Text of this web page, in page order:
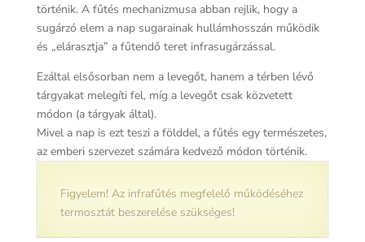
történik. A fűtés mechanizmusa abban rejlik, hogy a
sugárzó elem a nap sugarainak hullámhosszán működik
és „elárasztja” a fűtendő teret infrasugárzással.
Ezáltal elsősorban nem a levegőt, hanem a térben lévő
tárgyakat melegíti fel, míg a levegőt csak közvetett
módon (a tárgyak által).
Mivel a nap is ezt teszi a földdel, a fűtés egy természetes,
az emberi szervezet számára kedvező módon történik.
Figyelem! Az infrafűtés megfelelő működéséhez
termosztát beszerelése szükséges!